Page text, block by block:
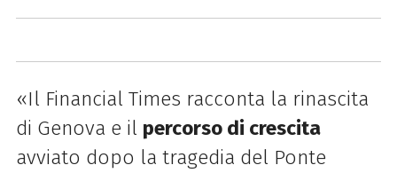
«Il Financial Times racconta la rinascita
di Genova e il percorso di crescita
avviato dopo la tragedia del Ponte